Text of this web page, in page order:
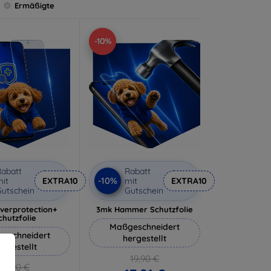
Ermäßigte
EXTRA10
18,90 €
-10%
-10%
Rabatt
mit
Gutschein
EXTRA10
3mk Hammer Schutzfolie
Maßgeschneidert
hergestellt
19,90 €